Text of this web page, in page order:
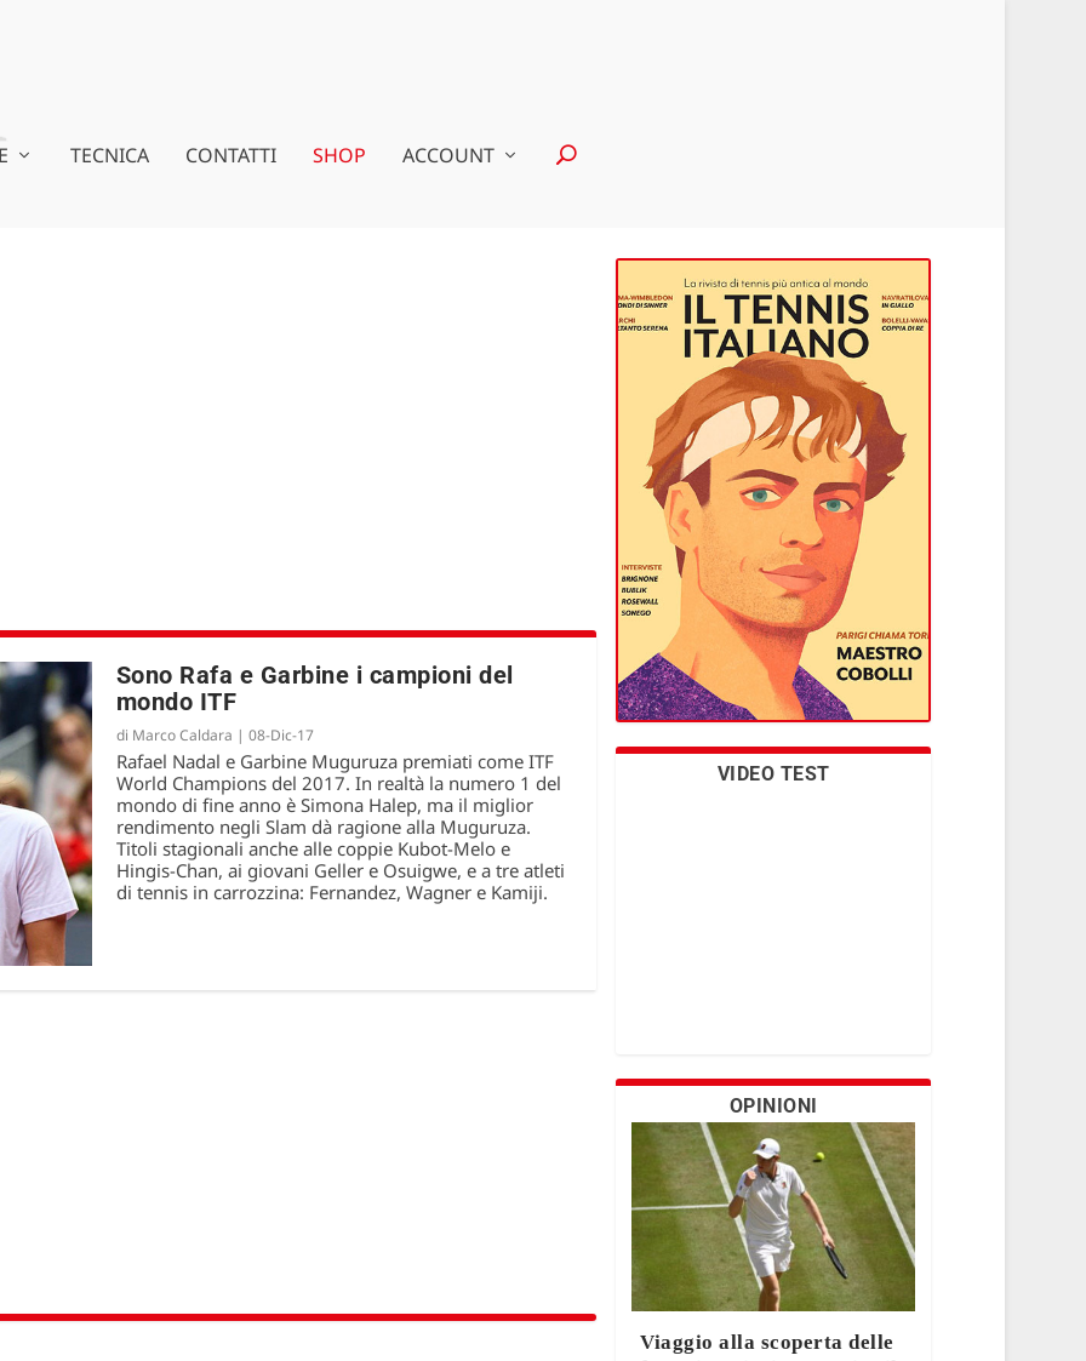
TECNICA CONTATTI SHOP ACCOUNT
Sono Rafa e Garbine i campioni del
mondo ITF
di Marco Caldara | 08-Dic-17
Rafael Nadal e Garbine Muguruza premiati come ITF
World Champions del 2017. In realtà la numero 1 del
mondo di fine anno è Simona Halep, ma il miglior
rendimento negli Slam dà ragione alla Muguruza.
Titoli stagionali anche alle coppie Kubot-Melo e
Hingis-Chan, ai giovani Geller e Osuigwe, e a tre atleti
di tennis in carrozzina: Fernandez, Wagner e Kamiji.
VIDEO TEST
OPINIONI
Viaggio alla scoperta delle